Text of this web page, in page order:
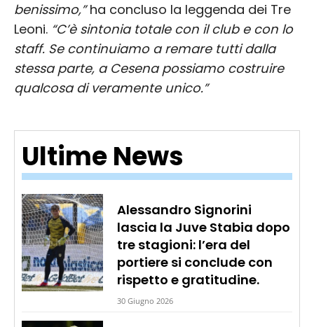
Ultime News
Alessandro Signorini
lascia la Juve Stabia dopo
tre stagioni: l’era del
portiere si conclude con
rispetto e gratitudine.
30 Giugno 2026
benissimo,”ha concluso la leggenda dei Tre
Leoni. “C’è sintonia totale con il club e con lo
staff. Se continuiamo a remare tutti dalla
stessa parte, a Cesena possiamo costruire
qualcosa di veramente unico.”